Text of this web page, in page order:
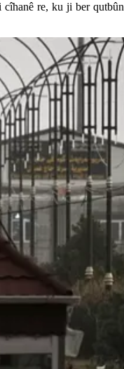
re, ku ji ber